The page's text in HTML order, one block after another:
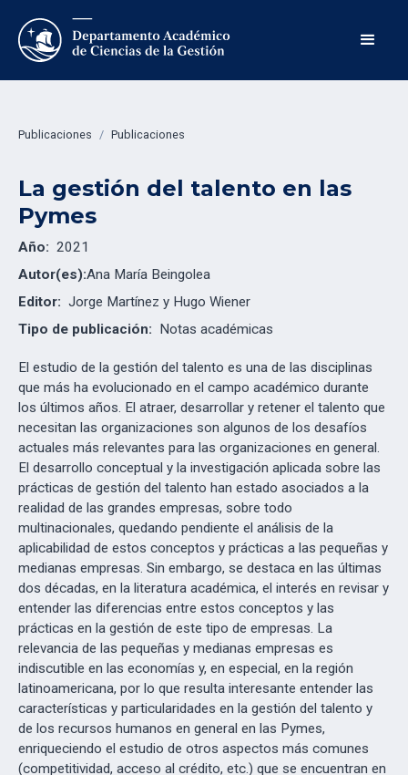
Publicaciones / Publicaciones
La gestión del talento en las
Pymes
Año: 2021
Autor(es):Ana María Beingolea
Editor: Jorge Martínez y Hugo Wiener
Tipo de publicación: Notas académicas
El estudio de la gestión del talento es una de las disciplinas
que más ha evolucionado en el campo académico durante
los últimos años. El atraer, desarrollar y retener el talento que
necesitan las organizaciones son algunos de los desafíos
actuales más relevantes para las organizaciones en general.
El desarrollo conceptual y la investigación aplicada sobre las
prácticas de gestión del talento han estado asociados a la
realidad de las grandes empresas, sobre todo
multinacionales, quedando pendiente el análisis de la
aplicabilidad de estos conceptos y prácticas a las pequeñas y
medianas empresas. Sin embargo, se destaca en las últimas
dos décadas, en la literatura académica, el interés en revisar y
entender las diferencias entre estos conceptos y las
prácticas en la gestión de este tipo de empresas. La
relevancia de las pequeñas y medianas empresas es
indiscutible en las economías y, en especial, en la región
latinoamericana, por lo que resulta interesante entender las
características y particularidades en la gestión del talento y
de los recursos humanos en general en las Pymes,
enriqueciendo el estudio de otros aspectos más comunes
(competitividad, acceso al crédito, etc.) que se encuentran en